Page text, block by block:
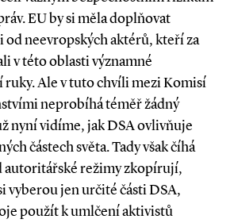
EU by si měla doplňovat
neevropských aktérů, kteří za
v této oblasti významné
ruky. Ale v tuto chvíli mezi Komisí
neprobíhá téměř žádný
nyní vidíme, jak DSA ovlivňuje
částech světa. Tady však číhá
autoritářské režimy zkopírují,
vyberou jen určité části DSA,
použít k umlčení aktivistů